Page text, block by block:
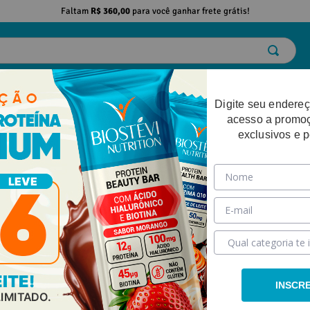
Faltam R$ 360,00para você ganhar frete grátis!
EMAGRECIMENTO DESEMPENHO FÍSICO
Premium 30g
Digite seu
acesso a
exclusivos e